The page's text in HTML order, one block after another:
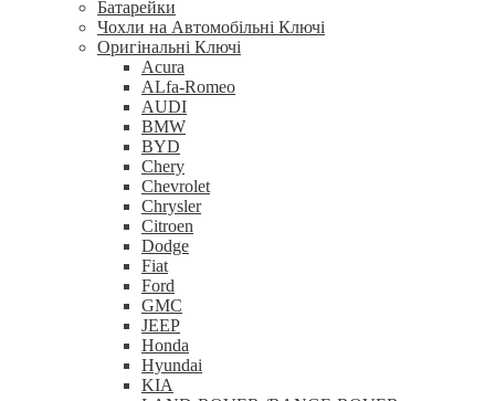
Батарейки
Чохли на Автомобільні Ключі
Оригінальні Ключі
Acura
ALfa-Romeo
AUDI
BMW
BYD
Chery
Chevrolet
Chrysler
Citroen
Dodge
Fiat
Ford
GMC
JEEP
Honda
Hyundai
KIA